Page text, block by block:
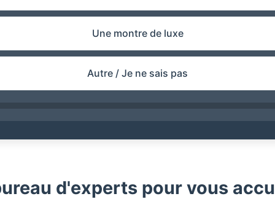
Une montre de luxe
Autre / Je ne sais pas
d'experts pour vous